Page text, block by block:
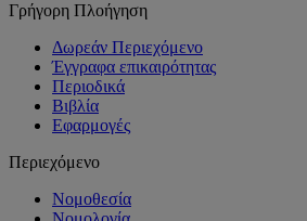
Γρήγορη Πλοήγηση
Δωρεάν Περιεχόμενο
Έγγραφα επικαιρότητας
Περιοδικά
Βιβλία
Εφαρμογές
Περιεχόμενο
Νομοθεσία